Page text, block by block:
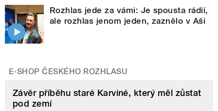
Rozhlas jede za vámi: Je spousta rádií,
ale rozhlas jenom jeden, zaznělo v Aši
E-SHOP ČESKÉHO ROZHLASU
Závěr příběhu staré Karviné, který měl zůstat
pod zemí